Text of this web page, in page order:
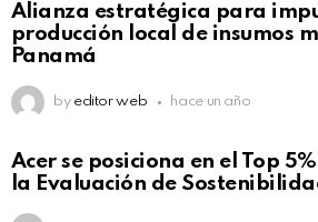
Alianza estratégica para
producción local de insumos
Panamá
by editor web hace un año
Acer se posiciona en el Top
la Evaluación de